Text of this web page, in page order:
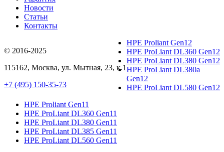
Новости
Статьи
Контакты
© 2016-2025
115162, Москва, ул. Мытная, 23, к.1
+7 (495) 150-35-73
HPE Proliant Gen12
HPE ProLiant DL360 Gen12
HPE ProLiant DL380 Gen12
HPE ProLiant DL380a
Gen12
HPE ProLiant DL580 Gen12
HPE Proliant Gen11
HPE ProLiant DL360 Gen11
HPE ProLiant DL380 Gen11
HPE ProLiant DL385 Gen11
HPE ProLiant DL560 Gen11